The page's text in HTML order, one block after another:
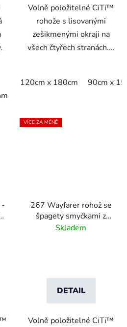
Volně položitelné CiTi™
rohože s lisovanými
zešikmenými okraji na
všech čtyřech stranách....
120cm x 180cm 90cm x
VÍCE ZA MÉNĚ
267 Wayfarer rohož se
špagety smyčkami z
hrubého vinylu - 16mm
Skladem
DETAIL
Volně položitelné CiTi™